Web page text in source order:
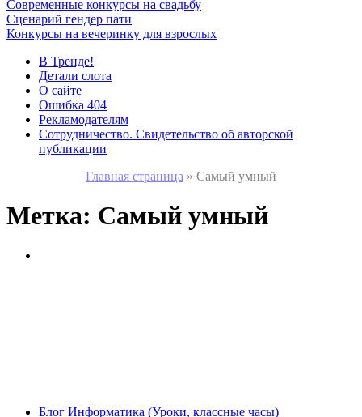
Современные конкурсы на свадьбу
Сценарий гендер пати
Конкурсы на вечеринку для взрослых
В Тренде!
Детали слота
О сайте
Ошибка 404
Рекламодателям
Сотрудничество. Свидетельство об авторской
публикации
Главная страница » Самый умный
Метка: Самый умный
Блог Информатика (Уроки, классные часы)